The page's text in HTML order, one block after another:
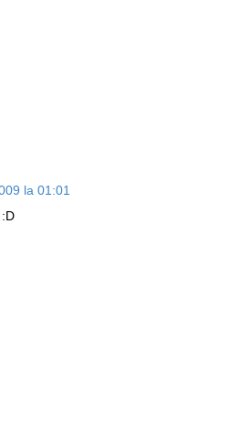
la 01:01